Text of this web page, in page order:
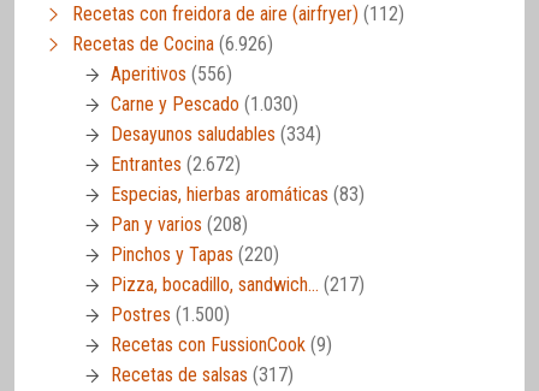
Recetas con freidora de aire (airfryer) (112)
Recetas de Cocina (6.926)
Aperitivos (556)
Carne y Pescado (1.030)
Desayunos saludables (334)
Entrantes (2.672)
Especias, hierbas aromáticas (83)
Pan y varios (208)
Pinchos y Tapas (220)
Pizza, bocadillo, sandwich… (217)
Postres (1.500)
Recetas con FussionCook (9)
Recetas de salsas (317)